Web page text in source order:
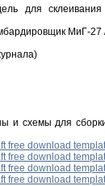
для склеивания
МиГ-27
и схемы для
free download
free download
free download
free download